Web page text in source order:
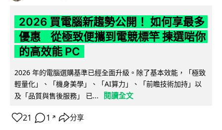
2026 買電腦新趨勢公開！ 如何享最多
優惠 從極致便攜到電競標竿 揀選啱你
的高效能 PC
2026 年的電腦選購基準已經全面升級。除了基本效能，「極致
輕量化」、「機身美學」、「AI算力」、「前瞻技術加持」以
及「品質與售後服務」 已...
閱讀全文
21 1 ↗ 分享